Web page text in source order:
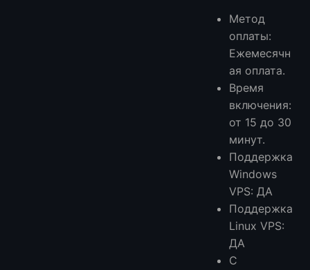
Метод
оплаты:
Ежемесячн
ая оплата.
Время
включения:
от 15 до 30
минут.
Поддержка
Windows
VPS: ДА
Поддержка
Linux VPS:
ДА
С